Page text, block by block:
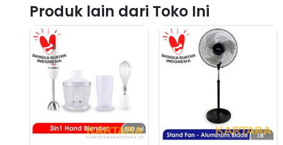
Produk lain dari Toko Ini